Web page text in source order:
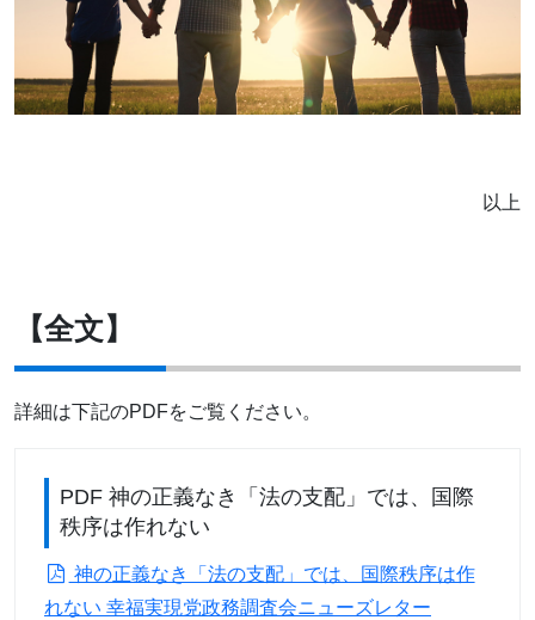
以上
【全文】
詳細は下記のPDFをご覧ください。
PDF 神の正義なき「法の支配」では、国際
秩序は作れない
神の正義なき「法の支配」では、国際秩序は作
れない 幸福実現党政務調査会ニューズレター